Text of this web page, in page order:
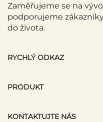
Zaměřujeme se na
podporujeme
do života.
RYCHLÝ ODKAZ
PRODUKT
KONTAKTUJTE NÁS